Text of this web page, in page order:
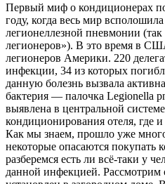
Первый миф о кондиционерах
году, когда весь мир
легионеллезной пневмонии
легионеров»). В это время в
легионеров Америки. 220
инфекции, 34 из которых
данную болезнь вызвала
бактерия — палочка Legionella
выявлена в центральной
кондиционирования отеля, где
Как мы знаем, прошло уже
некоторые опасаются покупать
разберемся есть ли всё-таки у
данной инфекцией. Рассмотрим